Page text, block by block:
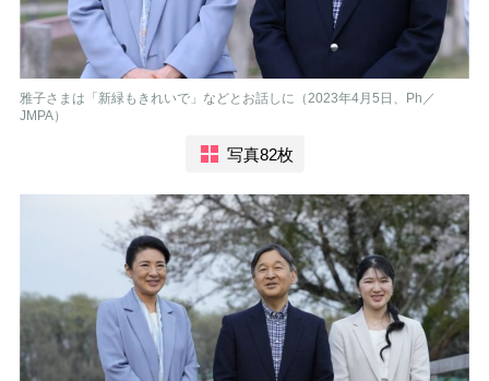
雅子さまは「新緑もきれいで」などとお話しに（2023年4月5日、Ph／
JMPA）
写真82枚